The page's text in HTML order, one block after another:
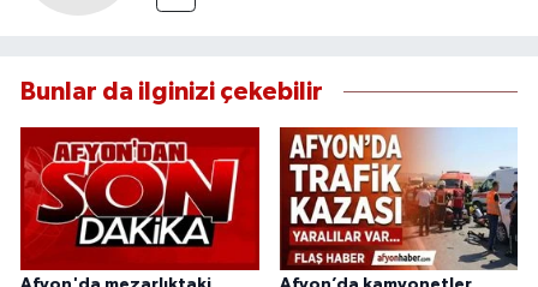
Bunlar da ilginizi çekebilir